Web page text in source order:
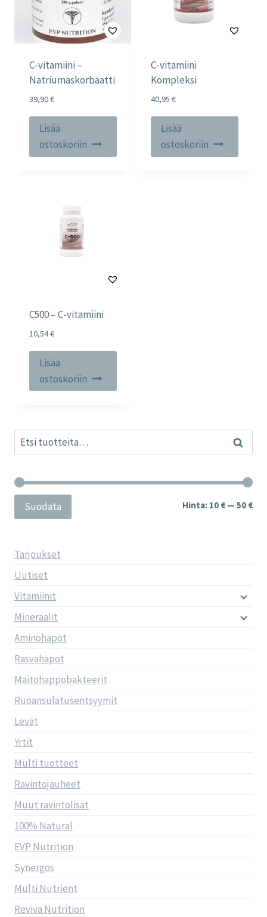
C-vitamiini –
Natriumaskorbaatti
39,90€
Lisää
ostoskoriin
C-vitamiini
Kompleksi
40,95 €
Lisää
ostoskoriin
C500 – C-vitamiini
10,54€
Lisää
ostoskoriin
Etsi: Haku
Suodata Hinta: 10 € — 50 €
Tarjoukset
Uutiset
Vitamiinit
Mineraalit
Aminohapot
Rasvahapot
Maitohappobakteerit
Ruoansulatusentsyymit
Levät
Yrtit
Multi tuotteet
Ravintojauheet
Muut ravintolisät
100% Natural
EVP Nutrition
Synergos
Multi Nutrient
Reviva Nutrition